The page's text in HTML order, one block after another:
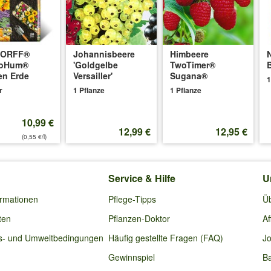
:
am Draht pflanzen. Was muss ich beachten. In Verlängerung
Metern zu spanen. Die Pflanzen sollten am Draht festgebunden
am14.06.2024:
sie eine stattliche Größe und sieht eigentlich ganz gut aus. Aber
doch eine zweite zum bestäuben?
Bienen für die Bestäubung verantwortlich. Sind zur Blütezeit keine
Erde
10,99 €
(0,55 €/l)
Johannisbeere
'Goldgelbe
Versailler'
1 Pflanze
12,99 €
Himbeere
TwoTimer®
Sugana®
1 Pflanze
12,95 €
und Umweltbedingungen
Service & Hilfe
Pflege-Tipps
Pflanzen-Doktor
Häufig gestellte Fragen (FAQ)
Gewinnspiel